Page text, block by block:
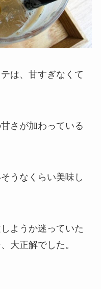
は、甘すぎなくて
さが加わっている
うなくらい美味し
ようか迷っていた
大正解でした。